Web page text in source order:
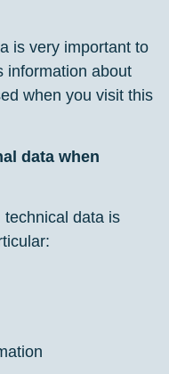
is very important to
information about
when you visit this
data when
data is